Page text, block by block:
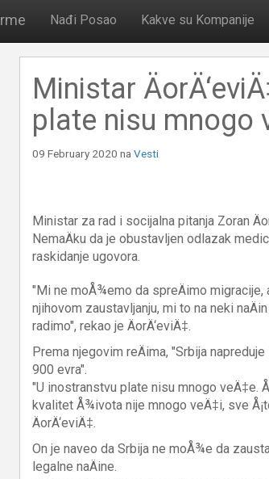
Nađi Posao Kakve su Kompanije
Ministar
plate nisu mnogo
09 February 2020 na Vesti
Ministar za rad i socijalna pitanja Zoran
NemaÄku da je obustavljen odlazak
raskidanje ugovora.
"Mi ne moÅ¾emo da spreÄimo migracije,
njihovom zaustavljanju, mi to na neki
radimo", rekao je ÄorÄ‘eviÄ‡.
Prema njegovim reÄima, "Srbija
900 evra".
"U inostranstvu plate nisu mnogo veÄ‡e.
kvalitet Å¾ivota nije mnogo veÄ‡i, sve
ÄorÄ‘eviÄ‡.
On je naveo da Srbija ne moÅ¾e da
legalne naÄine.